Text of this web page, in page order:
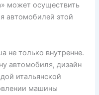
может осуществить
автомобилей этой
не только внутренне.
автомобиля, дизайн
итальянской
машины